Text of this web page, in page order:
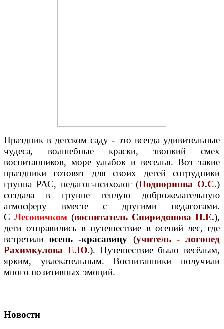
Праздник в детском саду - это всегда удивительные
чудеса, волшебные краски, звонкий смех
воспитанников, море улыбок и веселья. Вот такие
праздники готовят для своих детей сотрудники
группа РАС, педагог-психолог (Подпоринва О.С.)
создала в группе теплую доброжелательную
атмосферу вместе с другими педагогами.
С Лесовичком (воспитатель Спиридонова Н.Е.),
дети отправились в путешествие в осений лес, где
встретилиосень -красавицу (учитель - логопед
Рахимкулова Е.Ю.). Путешествие было весёлым,
ярким, увлекательным. Воспитанники получили
много позитивных эмоций.
Новости